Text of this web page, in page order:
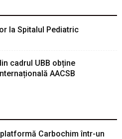
la Spitalul Pediatric
cadrul UBB obține
AACSB
Carbochim într-un